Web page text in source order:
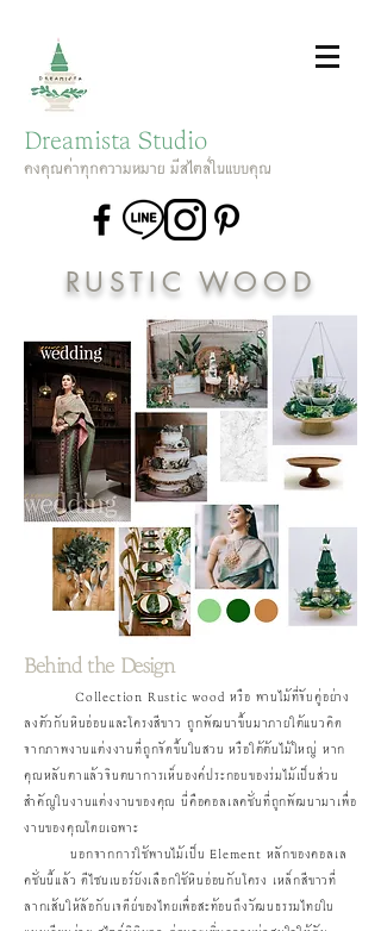
Dreamista Studio
คงคุณค่าทุกความหมาย มีสไตล์ในแบบคุณ
Collection Rustic wood หรือ พานไม้ที่จับคู่อย่าง
ลงตัวกับหินอ่อนและโครงสีขาว ถูกพัฒนาขึ้นมาภายใต้แนวคิด
จากภาพงานแต่งงานที่ถูกจัดขึ้นในสวน หรือใต้ต้นไม้ใหญ่ หาก
คุณหลับตาแล้วจินตนาการเห็นองค์ประกอบของร่มไม้เป็นส่วน
สำคัญในงานแต่งงานของคุณ นี่คือคอลเลคชั่นที่ถูกพัฒนามาเพื่อ
งานของคุณโดยเฉพาะ
นอกจากการใช้พานไม้เป็น Element หลักของคอลเล
คชั่นนี้แล้ว ดีไซนเนอร์ยังเลือกใช้หินอ่อนกับโครง เหล็กสีขาวที่
ลากเส้นให้ล้อกับเจดีย์ของไทยเพื่อสะท้อนถึงวัฒนธรรมไทยใน
RUSTIC WOOD
Behind the Design